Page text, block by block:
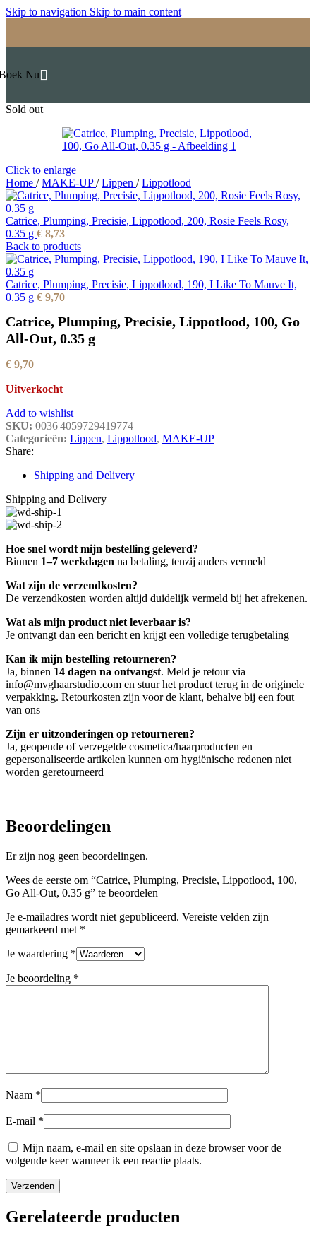
Skip to navigation Skip to main content
Nu
Sold out
Click to enlarge
Home / MAKE-UP/ Lippen / Lippotlood
Catrice, Plumping, Precisie, Lippotlood, 200, Rosie Feels Rosy,
0.35 g € 8,73
Back to products
Catrice, Plumping, Precisie, Lippotlood, 190, I Like To Mauve It,
0.35 g € 9,70
Catrice, Plumping, Precisie, Lippotlood, 100, Go
All-Out, 0.35 g
€ 9,70
Uitverkocht
Add to wishlist
SKU: 0036|4059729419774
Categorieën: Lippen, Lippotlood, MAKE-UP
Share:
Shipping and Delivery
Shipping and Delivery
Hoe snel wordt mijn bestelling geleverd?
Binnen 1–7 werkdagen na betaling, tenzij anders vermeld
Wat zijn de verzendkosten?
De verzendkosten worden altijd duidelijk vermeld bij het afrekenen.
Wat als mijn product niet leverbaar is?
Je ontvangt dan een bericht en krijgt een volledige terugbetaling
Kan ik mijn bestelling retourneren?
Ja, binnen 14 dagen na ontvangst. Meld je retour via
info@mvghaarstudio.com en stuur het product terug in de originele
verpakking. Retourkosten zijn voor de klant, behalve bij een fout
van ons
Zijn er uitzonderingen op retourneren?
Ja, geopende of verzegelde cosmetica/haarproducten en
gepersonaliseerde artikelen kunnen om hygiënische redenen niet
worden geretourneerd
Beoordelingen
Er zijn nog geen beoordelingen.
Wees de eerste om “Catrice, Plumping, Precisie, Lippotlood, 100,
Go All-Out, 0.35 g” te beoordelen
Je e-mailadres wordt niet gepubliceerd. Vereiste velden zijn
gemarkeerd met *
Je waardering *
Je beoordeling *
Naam *
E-mail *
Mijn naam, e-mail en site opslaan in deze browser voor de
volgende keer wanneer ik een reactie plaats.
Gerelateerde producten